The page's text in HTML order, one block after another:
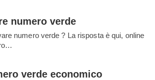
numero verde
numero verde ? La risposta è qui, online
verde economico